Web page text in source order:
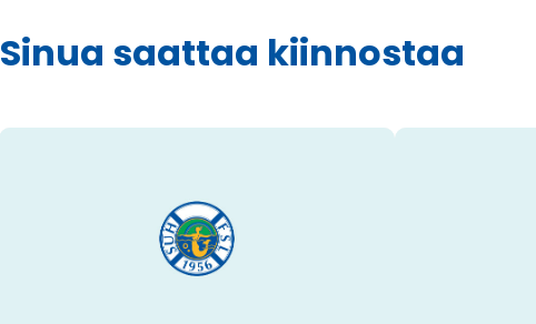
Sinua saattaa kiinnostaa